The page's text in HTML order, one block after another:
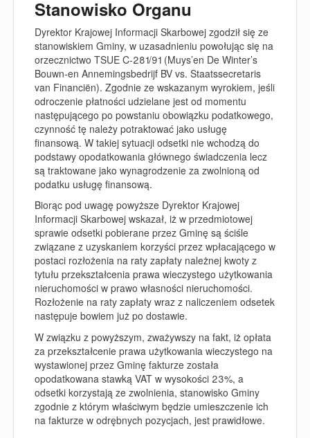
Stanowisko Organu
Dyrektor Krajowej Informacji Skarbowej zgodził się ze
stanowiskiem Gminy, w uzasadnieniu powołując się na
orzecznictwo TSUE C-281/91 (Muys’en De Winter’s
Bouwn-en Annemingsbedrijf BV vs. Staatssecretaris
van Financiën). Zgodnie ze wskazanym wyrokiem, jeśli
odroczenie płatności udzielane jest od momentu
następującego po powstaniu obowiązku podatkowego,
czynność tę należy potraktować jako usługę
finansową. W takiej sytuacji odsetki nie wchodzą do
podstawy opodatkowania głównego świadczenia lecz
są traktowane jako wynagrodzenie za zwolnioną od
podatku usługę finansową.
Biorąc pod uwagę powyższe Dyrektor Krajowej
Informacji Skarbowej wskazał, iż w przedmiotowej
sprawie odsetki pobierane przez Gminę są ściśle
związane z uzyskaniem korzyści przez wpłacającego w
postaci rozłożenia na raty zapłaty należnej kwoty z
tytułu przekształcenia prawa wieczystego użytkowania
nieruchomości w prawo własności nieruchomości.
Rozłożenie na raty zapłaty wraz z naliczeniem odsetek
następuje bowiem już po dostawie.
W związku z powyższym, zważywszy na fakt, iż opłata
za przekształcenie prawa użytkowania wieczystego na
wystawionej przez Gminę fakturze została
opodatkowana stawką VAT w wysokości 23%, a
odsetki korzystają ze zwolnienia, stanowisko Gminy
zgodnie z którym właściwym będzie umieszczenie ich
na fakturze w odrębnych pozycjach, jest prawidłowe.